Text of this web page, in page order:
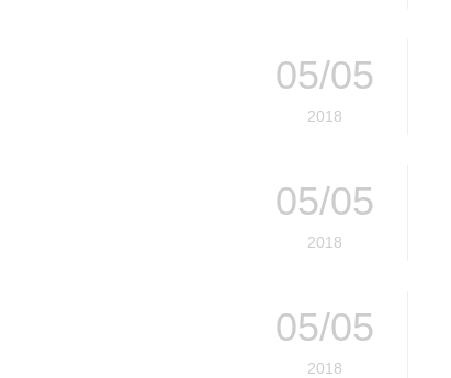
05/05
2018
05/05
2018
05/05
2018